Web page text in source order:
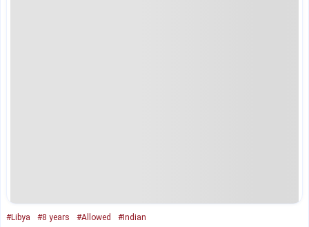
#Libya #8 years #Allowed #Indian